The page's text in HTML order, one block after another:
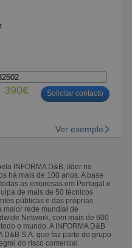
390€ Solicitar contacto
Ver exemplo
INFORMA D&B, líder no
há mais de 100 anos. A base
as empresas em Portugal e
de mais de 50 técnicos
públicas e das próprias
maior rede mundial de
Network, com mais de 600
o mundo. A INFORMA D&B
D&B S.A. que faz parte do grupo
do risco comercial.